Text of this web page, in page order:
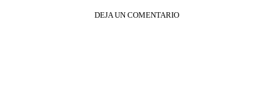
DEJA UN COMENTARIO